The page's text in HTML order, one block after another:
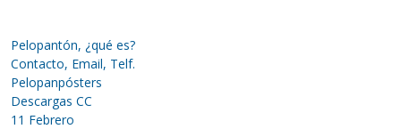
Pelopantón, ¿qué es?
Contacto, Email, Telf.
Pelopanpósters
Descargas CC
11 Febrero